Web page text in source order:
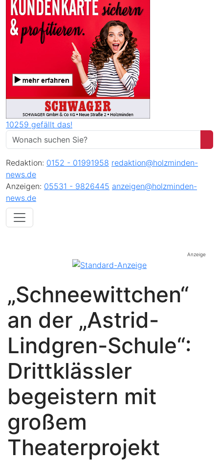
10259 gefällt das!
Redaktion: 0152 - 01991958 redaktion@holzminden-
news.de
Anzeigen: 05531 - 9826445 anzeigen@holzminden-
news.de
Anzeige
„Schneewittchen“
an der „Astrid-
Lindgren-Schule“:
Drittklässler
begeistern mit
großem
Theaterprojekt